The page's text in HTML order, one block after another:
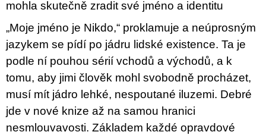
mohla skutečně zradit své jméno a identitu
„Moje jméno je Nikdo,“ proklamuje a neúprosným
jazykem se pídí po jádru lidské existence. Ta je
podle ní pouhou sérií vchodů a východů, a k
tomu, aby jimi člověk mohl svobodně procházet,
musí mít jádro lehké, nespoutané iluzemi. Debré
jde v nové knize až na samou hranici
nesmlouvavosti. Základem každé opravdové
NA
:
SMĚNU
VÝBĚR
Z
2022 –
2025
350
Kč